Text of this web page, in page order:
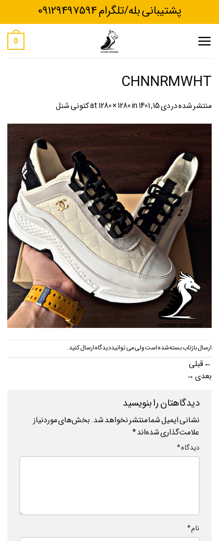
پشتیبانی بله/تلگرام 09129497594
0
CHNNRMWHT
منتشر شده دردی 15, 1401 1280 × 1280in کتونی شنل
ارسال بازتاب بسته شده است ولی می توانیددیدگاه ارسال کنید.
← قبلی
بعدی →
دیدگاهتان را بنویسید
نشانی ایمیل شما منتشر نخواهد شد.بخش‌های موردنیاز
علامت‌گذاری شده‌اند*
دیدگاه*
نام*